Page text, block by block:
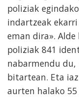
poliziak
indartzeak
eman dira».
poliziak 841
nabarmendu du,
bitartean. Eta
aurten halako